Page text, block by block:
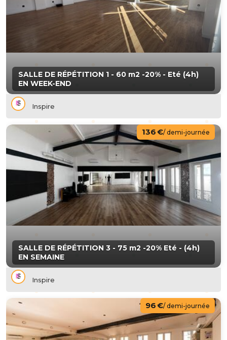
SALLE DE RÉPÉTITION 1 - 60 m2 -20% - Eté (4h)
EN WEEK-END
Inspire
SALLE DE RÉPÉTITION 3 - 75 m2 -20% Eté - (4h)
EN SEMAINE
136 €/ demi-journée
Inspire
96 €/ demi-journée